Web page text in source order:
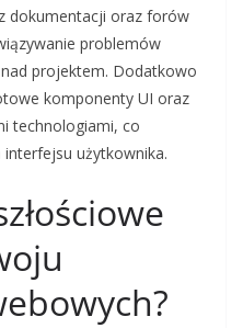
dokumentacji oraz forów
problemów
projektem. Dodatkowo
komponenty UI oraz
technologiami, co
użytkownika.